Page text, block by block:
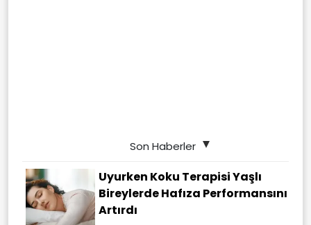
Son Haberler
Uyurken Koku Terapisi Yaşlı
Bireylerde Hafıza Performansını
Artırdı